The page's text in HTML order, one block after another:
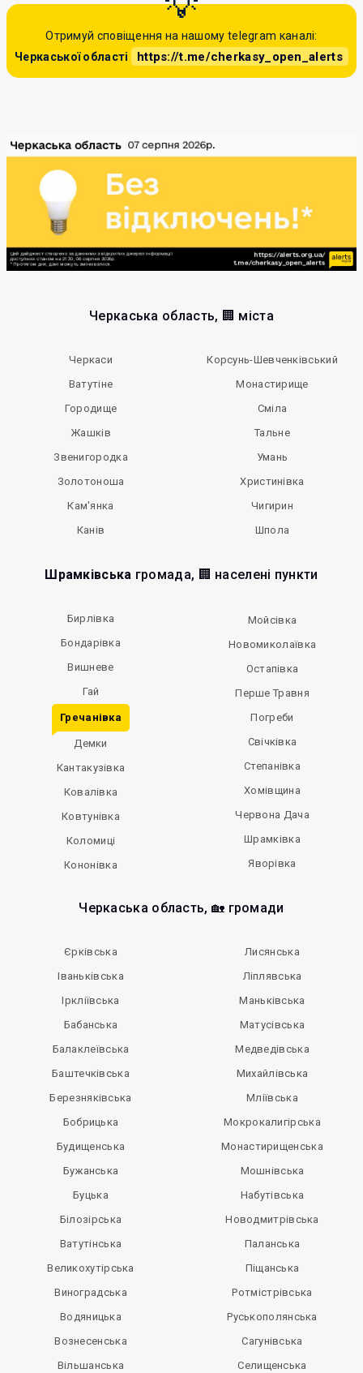
Отримуй сповіщення на нашому telegram каналі:
Черкаської області
https://t.me/cherkasy_open_alerts
Черкаська область, 🏢 міста
Черкаси
Ватутіне
Городище
Жашків
Звенигородка
Золотоноша
Кам'янка
Канів
Корсунь-Шевченківський
Монастирище
Сміла
Тальне
Умань
Христинівка
Чигирин
Шпола
Шрамківська громада, 🏢 населені пункти
Бирлівка
Бондарівка
Вишневе
Гай
Гречанівка
Демки
Кантакузівка
Ковалівка
Ковтунівка
Коломиці
Кононівка
Мойсівка
Новомиколаївка
Остапівка
Перше Травня
Погреби
Свічківка
Степанівка
Хомівщина
Червона Дача
Шрамківка
Яворівка
Черкаська область, 🏡 громади
Єрківська
Іваньківська
Іркліївська
Бабанська
Балаклеївська
Баштечківська
Березняківська
Бобрицька
Будищенська
Бужанська
Буцька
Білозірська
Ватутінська
Великохутірська
Виноградська
Водяницька
Вознесенська
Вільшанська
Лисянська
Ліплявська
Маньківська
Матусівська
Медведівська
Михайлівська
Мліївська
Мокрокалигірська
Монастирищенська
Мошнівська
Набутівська
Новодмитрівська
Паланська
Піщанська
Ротмістрівська
Руськополянська
Сагунівська
Селищенська